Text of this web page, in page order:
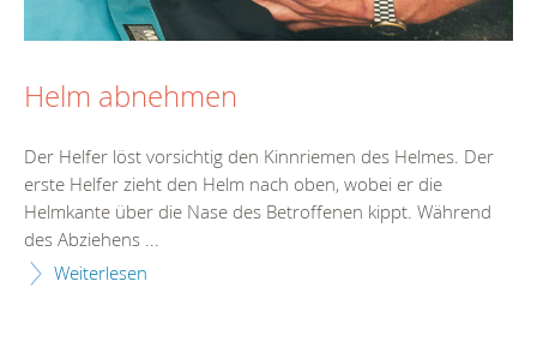
Helm abnehmen
Der Helfer löst vorsichtig den Kinnriemen des Helmes. Der
erste Helfer zieht den Helm nach oben, wobei er die
Helmkante über die Nase des Betroffenen kippt. Während
des Abziehens ...
Weiterlesen